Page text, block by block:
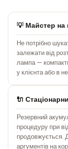
💡 Майстер на
Не потрібно
залежати від
лампа —
у клієнта або в
🔌
Резервний
процедуру при
продовжується.
аргументів на